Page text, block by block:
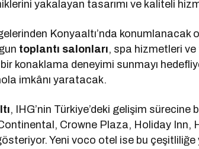
yakalayan tasarımı ve kaliteli
Konyaaltı’nda konumlanacak
toplantı salonları, spa hizmetleri ve
konaklama deneyimi sunmayı
imkânı yaratacak.
, IHG’nin Türkiye’deki gelişim
Crowne Plaza, Holiday Inn,
Yeni voco otel ise bu çeşitliliğe